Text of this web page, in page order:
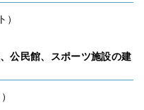
公民館、スポーツ施設の建